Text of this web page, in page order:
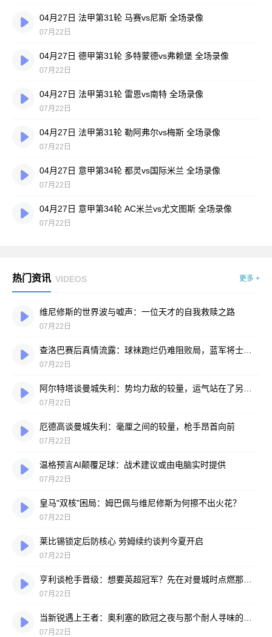
04月27日 法甲第31轮 马赛vs尼斯 全场录像
07月22日
04月27日 德甲第31轮 多特蒙德vs弗赖堡 全场录像
07月22日
04月27日 法甲第31轮 雷恩vs南特 全场录像
07月22日
04月27日 法甲第31轮 勒阿弗尔vs梅斯 全场录像
07月22日
04月27日 意甲第34轮 都灵vs国际米兰 全场录像
07月22日
04月27日 意甲第34轮 AC米兰vs尤文图斯 全场录像
07月22日
热门资讯 VIDEOS 更多 +
维尼修斯的世界波与嘘声：一位天才的自我救赎之路
07月22日
07月22日
07月22日
厄德高谈曼城失利：毫厘之间的较量，枪手昂首向前
07月22日
温格预言AI颠覆足球：战术建议或由电脑实时提供
07月22日
皇马"双核"困局：姆巴佩与维尼修斯为何擦不出火花？
07月22日
莱比锡锁定后防核心 劳姆续约谈判今夏开启
07月22日
07月22日
07月22日